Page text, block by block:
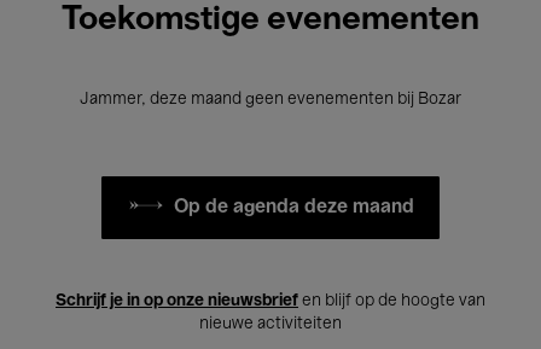
Toekomstige evenementen
Jammer, deze maand geen evenementen bij Bozar
Op de agenda deze maand
Schrijf je in op onze nieuwsbrief en blijf op de hoogte van
nieuwe activiteiten